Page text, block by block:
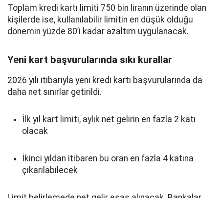
Toplam kredi kartı limiti 750 bin liranın üzerinde olan
kişilerde ise, kullanılabilir limitin en düşük olduğu
dönemin yüzde 80’i kadar azaltım uygulanacak.
Yeni kart başvurularında sıkı kurallar
2026 yılı itibarıyla yeni kredi kartı başvurularında da
daha net sınırlar getirildi.
İlk yıl kart limiti, aylık net gelirin en fazla 2 katı
olacak
İkinci yıldan itibaren bu oran en fazla 4 katına
çıkarılabilecek